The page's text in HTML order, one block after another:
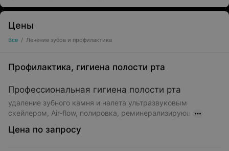
Цены
Все / Лечение зубов и профилактика
Профилактика, гигиена полости рта
Профессиональная гигиена полости рта
удаление зубного камня и налета ультразвуковым
скейлером, Air-flow, полировка, реминерализирующ
Цена по запросу